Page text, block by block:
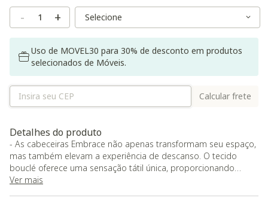
- + Variant Size
Variant Size
Uso de MOVEL30 para 30% de desconto em produtos
selecionados de Móveis.
Calcular frete
Detalhes do produto
- As cabeceiras Embrace não apenas transformam seu espaço,
mas também elevam a experiência de descanso. O tecido
bouclé oferece uma sensação tátil única, proporcionando
conforto visual e uma experiência sensorial agradável. Escolha
Ver mais